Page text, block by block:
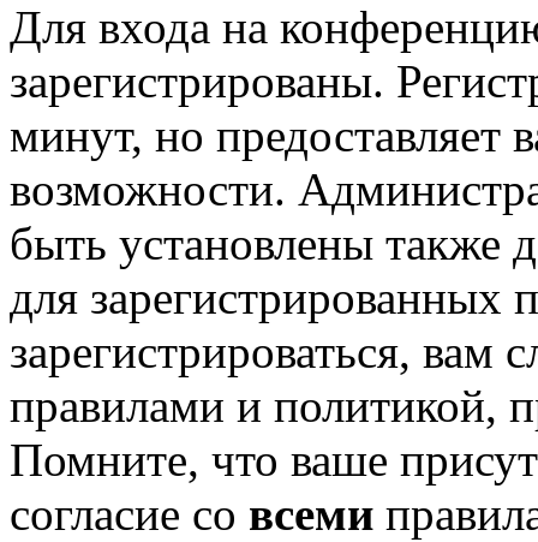
Для входа на
зарегистрированы.
минут, но предоставляет
возможности.
быть установлены также
для зарегистрированных
зарегистрироваться, вам
правилами и политикой,
Помните, что ваше
согласие со всеми